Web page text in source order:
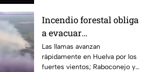
Incendio forestal obliga
a evacuar
comunidades en
Huelva
Las llamas avanzan
rápidamente en Huelva por los
fuertes vientos; Raboconejo y